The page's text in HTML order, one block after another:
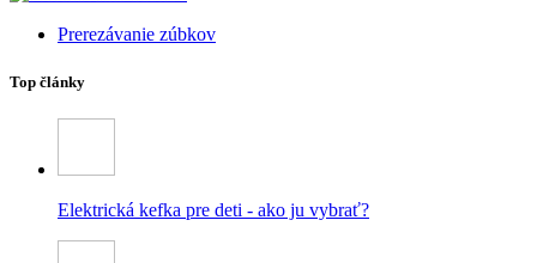
Prerezávanie zúbkov
Top články
Elektrická kefka pre deti - ako ju vybrať?